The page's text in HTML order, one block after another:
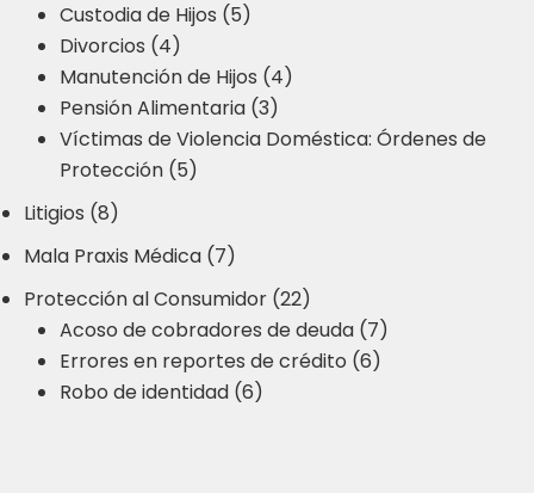
Custodia de Hijos (5)
Divorcios (4)
Manutención de Hijos (4)
Pensión Alimentaria (3)
Víctimas de Violencia Doméstica: Órdenes de
Protección (5)
Litigios (8)
Mala Praxis Médica (7)
Protección al Consumidor (22)
Acoso de cobradores de deuda (7)
Errores en reportes de crédito (6)
Robo de identidad (6)